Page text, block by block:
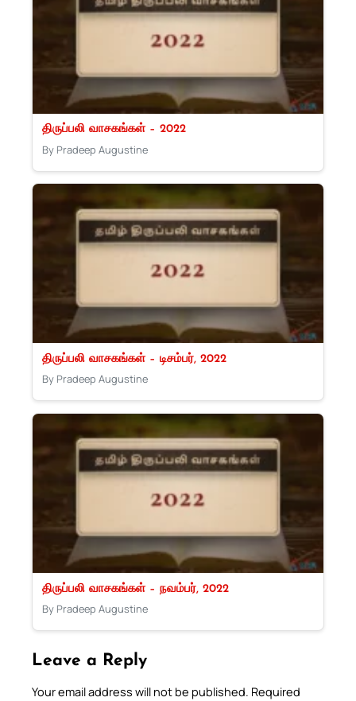
திருப்பலி வாசகங்கள் – 2022
By Pradeep Augustine
திருப்பலி வாசகங்கள் – டிசம்பர், 2022
By Pradeep Augustine
திருப்பலி வாசகங்கள் – நவம்பர், 2022
By Pradeep Augustine
Leave a Reply
Your email address will not be published. Required